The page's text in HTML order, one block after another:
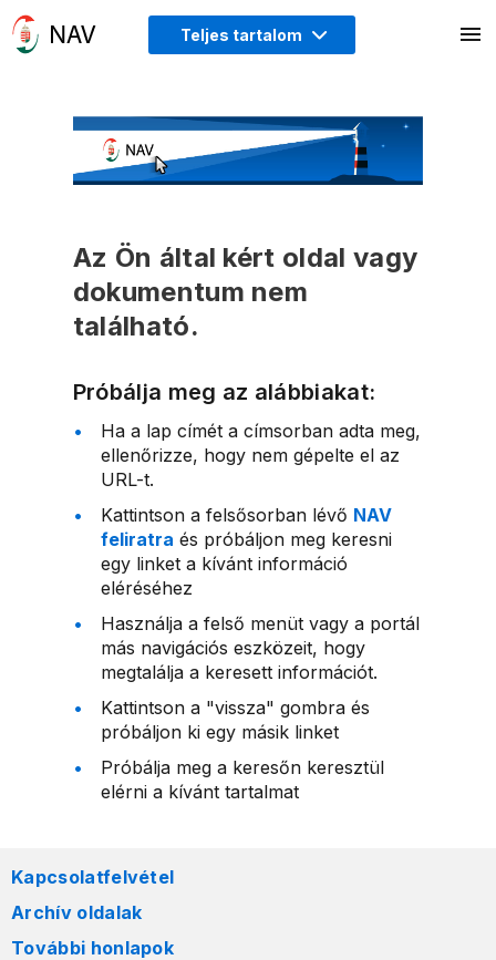
Teljes tartalom
Az Ön által kért oldal vagy
dokumentum nem
található.
Próbálja meg az alábbiakat:
Ha a lap címét a címsorban adta meg,
ellenőrizze, hogy nem gépelte el az
URL-t.
Kattintson a felsősorban lévő NAV
feliratra és próbáljon meg keresni
egy linket a kívánt információ
eléréséhez
Használja a felső menüt vagy a portál
más navigációs eszközeit, hogy
megtalálja a keresett információt.
Kattintson a "vissza" gombra és
próbáljon ki egy másik linket
Próbálja meg a keresőn keresztül
elérni a kívánt tartalmat
Kapcsolatfelvétel
Archív oldalak
További honlapok